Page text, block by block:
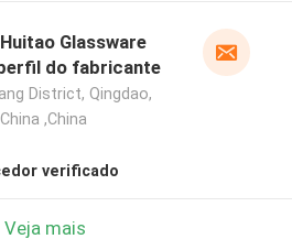
Glassware
do fabricante
District, Qingdao,
,China
verificado
Veja mais